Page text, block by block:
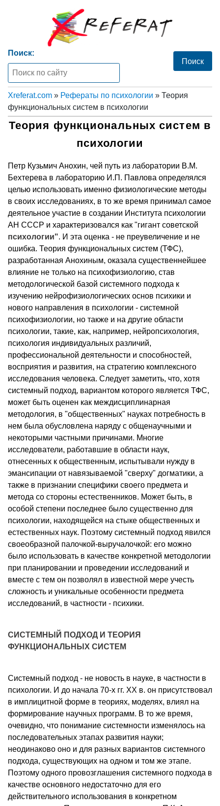
Поиск:
Xreferat.com » Рефераты по психологии » Теория
функциональных систем в психологии
Теория функциональных систем в
психологии
Петр Кузьмич Анохин, чей путь из лаборатории В.М.
Бехтерева в лабораторию И.П. Павлова определялся
целью использовать именно физиологические методы
в своих исследованиях, в то же время принимал самое
деятельное участие в создании Института психологии
АН СССР и характеризовался как "гигант советской
психологии". И эта оценка - не преувеличение и не
ошибка. Теория функциональных систем (ТФС),
разработанная Анохиным, оказала существеннейшее
влияние не только на психофизиологию, став
методологической базой системного подхода к
изучению нейрофизиологических основ психики и
нового направления в психологии - системной
психофизиологии, но также и на другие области
психологии, такие, как, например, нейропсихология,
психология индивидуальных различий,
профессиональной деятельности и способностей,
восприятия и развития, на стратегию комплексного
исследования человека. Следует заметить, что, хотя
системный подход, вариантом которого является ТФС,
может быть оценен как междисциплинарная
методология, в "общественных" науках потребность в
нем была обусловлена наряду с общенаучными и
некоторыми частными причинами. Многие
исследователи, работавшие в области наук,
отнесенных к общественным, испытывали нужду в
эмансипации от навязываемой "сверху" догматики, а
также в признании специфики своего предмета и
метода со стороны естественников. Может быть, в
особой степени последнее было существенно для
психологии, находящейся на стыке общественных и
естественных наук. Поэтому системный подход явился
своеобразной палочкой-выручалочкой: его можно
было использовать в качестве конкретной методологии
при планировании и проведении исследований и
вместе с тем он позволял в известной мере учесть
сложность и уникальные особенности предмета
исследований, в частности - психики.
СИСТЕМНЫЙ ПОДХОД И ТЕОРИЯ
ФУНКЦИОНАЛЬНЫХ СИСТЕМ
Системный подход - не новость в науке, в частности в
психологии. И до начала 70-х гг. XX в. он присутствовал
в имплицитной форме в теориях, моделях, влиял на
формирование научных программ. В то же время,
очевидно, что понимание системности изменялось на
последовательных этапах развития науки;
неодинаково оно и для разных вариантов системного
подхода, существующих на одном и том же этапе.
Поэтому одного провозглашения системного подхода в
качестве основного недостаточно для его
действительного использования в конкретном